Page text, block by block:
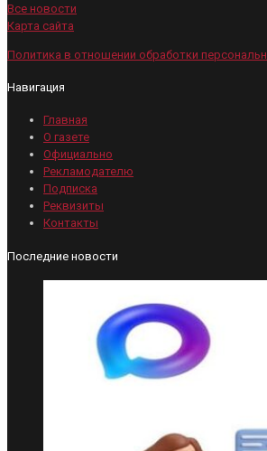
Все новости
Карта сайта
Политика в отношении обработки
Навигация
Главная
О газете
Официально
Рекламодателю
Подписка
Реквизиты
Контакты
Последние новости